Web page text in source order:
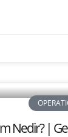
Nedir? |